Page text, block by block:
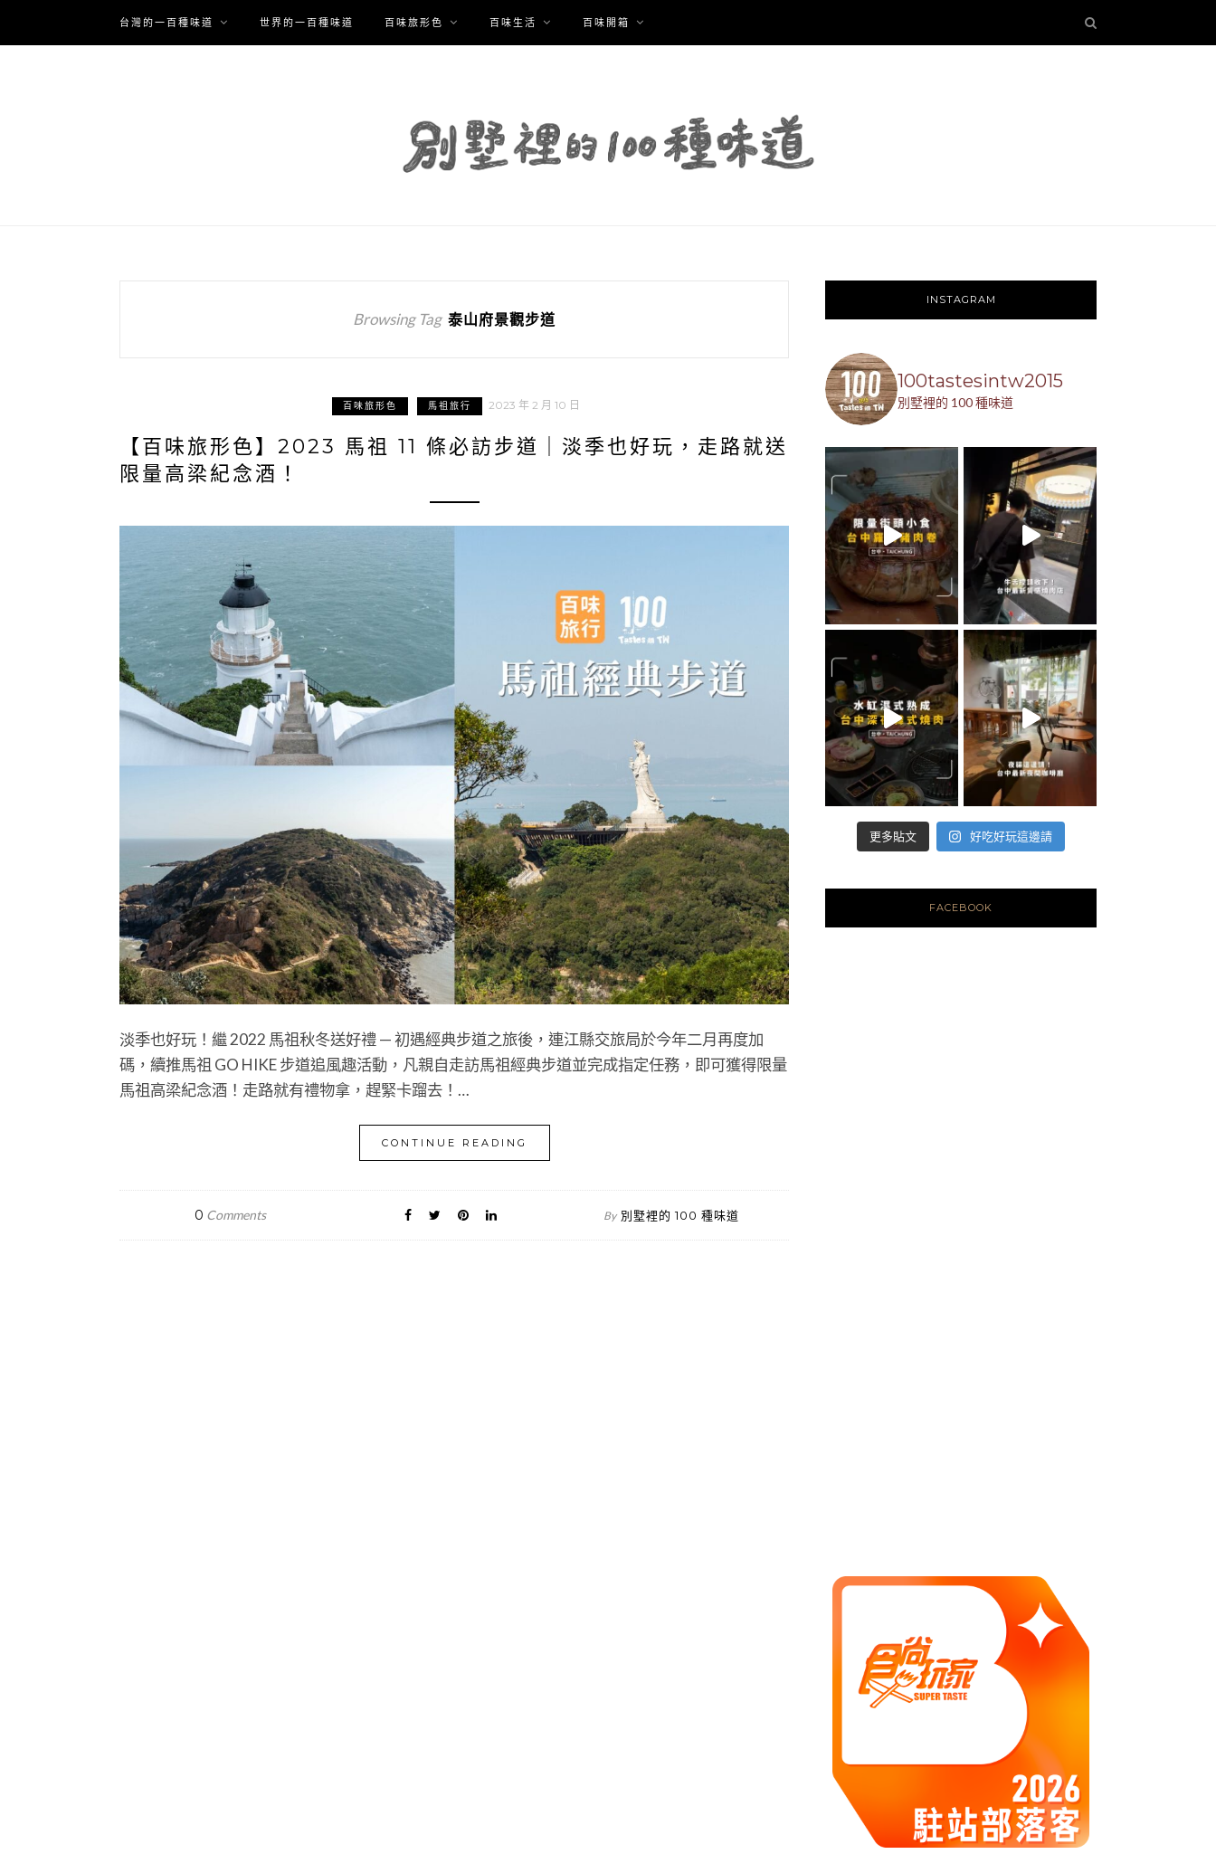
台灣的一百種味道 世界的一百種味道 百味旅形色 百味生活 百味開箱
Browsing Tag 泰山府景觀步道
百味旅形色 馬祖旅行 2023 年 2 月 10 日
【百味旅形色】2023 馬祖 11 條必訪步道｜淡季也好玩，走路就送
限量高梁紀念酒！
淡季也好玩！繼 2022 馬祖秋冬送好禮 — 初遇經典步道之旅後，連江縣交旅局於今年二月再度加
碼，續推馬祖 GO HIKE 步道追風趣活動，凡親自走訪馬祖經典步道並完成指定任務，即可獲得限量
馬祖高梁紀念酒！走路就有禮物拿，趕緊卡蹓去！…
CONTINUE READING
0 Comments By 別墅裡的 100 種味道
INSTAGRAM
100tastesintw2015
別墅裡的 100 種味道
更多貼文 好吃好玩這邊請
FACEBOOK